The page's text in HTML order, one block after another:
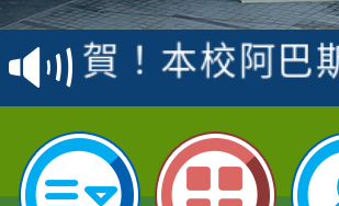
賽 洪綺君教
名
賀！本校阿巴
倩參加桃園市
名 指導老師
賀！本校四年
園市英語競賽
賀！本校參加